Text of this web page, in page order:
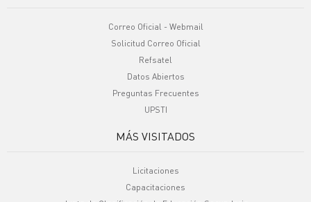
Correo Oficial - Webmail
Solicitud Correo Oficial
Refsatel
Datos Abiertos
Preguntas Frecuentes
UPSTI
MÁS VISITADOS
Licitaciones
Capacitaciones